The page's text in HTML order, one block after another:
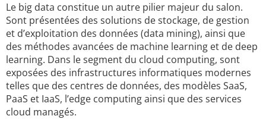
Le big data constitue un autre pilier majeur du salon.
Sont présentées des solutions de stockage, de gestion
et d’exploitation des données (data mining), ainsi que
des méthodes avancées de machine learning et de deep
learning. Dans le segment du cloud computing, sont
exposées des infrastructures informatiques modernes
telles que des centres de données, des modèles SaaS,
PaaS et IaaS, l’edge computing ainsi que des services
cloud managés.